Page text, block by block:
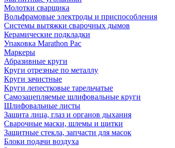
Молотки сварщика
Вольфрамовые электроды и приспособления
Системы вытяжки сварочных дымов
Керамические подкладки
Упаковка Marathon Pac
Маркеры
Абразивные круги
Круги отрезные по металлу
Круги зачистные
Круги лепестковые тарельчатые
Самозацепляемые шлифовальные круги
Шлифовальные листы
Защита лица, глаз и органов дыхания
Сварочные маски, шлемы и щитки
Защитные стекла, запчасти для масок
Блоки подачи воздуха